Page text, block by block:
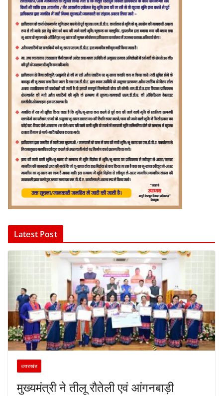
Latest Post
उत्तराखंड
मुख्यमंत्री ने तीलू रौतेली एवं आंगनबाड़ी